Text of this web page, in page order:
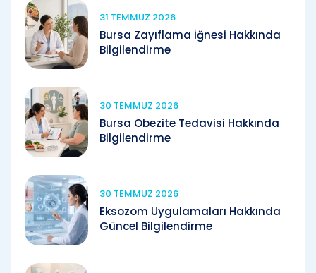
31 TEMMUZ 2026
Bursa Zayıflama İğnesi Hakkında
Bilgilendirme
30 TEMMUZ 2026
Bursa Obezite Tedavisi Hakkında
Bilgilendirme
30 TEMMUZ 2026
Eksozom Uygulamaları Hakkında
Güncel Bilgilendirme